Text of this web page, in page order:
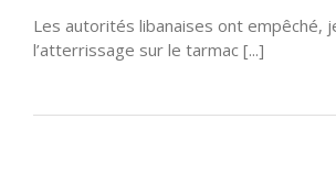
Les autorités libanaises ont empêché,
l’atterrissage sur le tarmac [...]